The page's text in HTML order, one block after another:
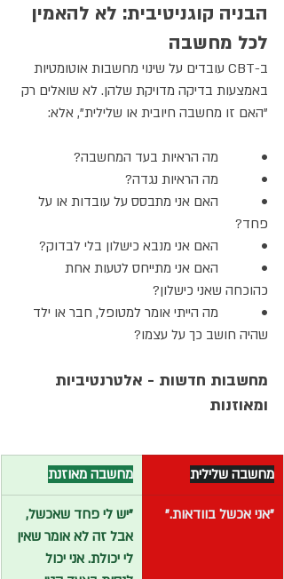
הבניה קוגניטיבית: לא להאמין
לכל מחשבה
ב-CBT עובדים על שינוי מחשבות אוטומטיות
באמצעות בדיקה מדויקת שלהן. לא שואלים רק
"האם זו מחשבה חיובית או שלילית", אלא:
•            מה הראיות בעד המחשבה?
•            מה הראיות נגדה?
•            האם אני מתבסס על עובדות או על
פחד?
•            האם אני מנבא כישלון בלי לבדוק?
•            האם אני מתייחס לטעות אחת
כהוכחה שאני כישלון?
•            מה הייתי אומר למטופל, חבר או ילד
שהיה חושב כך על עצמו?
מחשבות חדשות - אלטרנטיביות
ומאוזנות
מחשבה שלילית מחשבה מאוזנת
"אני אכשל בוודאות."
"יש לי פחד שאכשל,
אבל זה לא אומר שאין
לי יכולת. אני יכול